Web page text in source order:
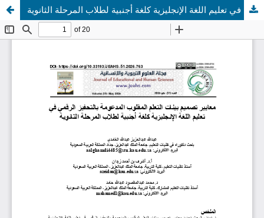
معايير تصميم بيئات التعلم المقلوب المدعومة بالتحفيز الرقمي في تعليم اللغة الإنجليزية كلغة أجنبية لطلاب المرحلة الثانوية